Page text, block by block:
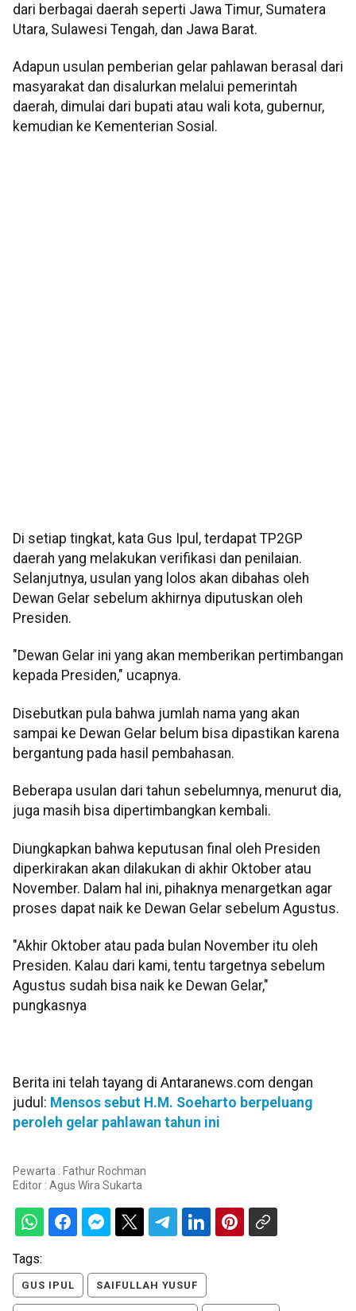
dari berbagai daerah seperti Jawa Timur, Sumatera
Utara, Sulawesi Tengah, dan Jawa Barat.
Adapun usulan pemberian gelar pahlawan berasal dari
masyarakat dan disalurkan melalui pemerintah
daerah, dimulai dari bupati atau wali kota, gubernur,
kemudian ke Kementerian Sosial.
Di setiap tingkat, kata Gus Ipul, terdapat TP2GP
daerah yang melakukan verifikasi dan penilaian.
Selanjutnya, usulan yang lolos akan dibahas oleh
Dewan Gelar sebelum akhirnya diputuskan oleh
Presiden.
"Dewan Gelar ini yang akan memberikan pertimbangan
kepada Presiden," ucapnya.
Disebutkan pula bahwa jumlah nama yang akan
sampai ke Dewan Gelar belum bisa dipastikan karena
bergantung pada hasil pembahasan.
Beberapa usulan dari tahun sebelumnya, menurut dia,
juga masih bisa dipertimbangkan kembali.
Diungkapkan bahwa keputusan final oleh Presiden
diperkirakan akan dilakukan di akhir Oktober atau
November. Dalam hal ini, pihaknya menargetkan agar
proses dapat naik ke Dewan Gelar sebelum Agustus.
"Akhir Oktober atau pada bulan November itu oleh
Presiden. Kalau dari kami, tentu targetnya sebelum
Agustus sudah bisa naik ke Dewan Gelar,"
pungkasnya
Berita ini telah tayang di Antaranews.com dengan
judul: Mensos sebut H.M. Soeharto berpeluang
peroleh gelar pahlawan tahun ini
Pewarta : Fathur Rochman
Editor : Agus Wira Sukarta
Tags:
GUS IPUL SAIFULLAH YUSUF